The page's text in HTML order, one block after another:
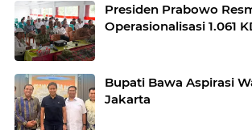
Presiden Prabowo
Operasionalisasi 1.061
Bupati Bawa Aspirasi
Jakarta